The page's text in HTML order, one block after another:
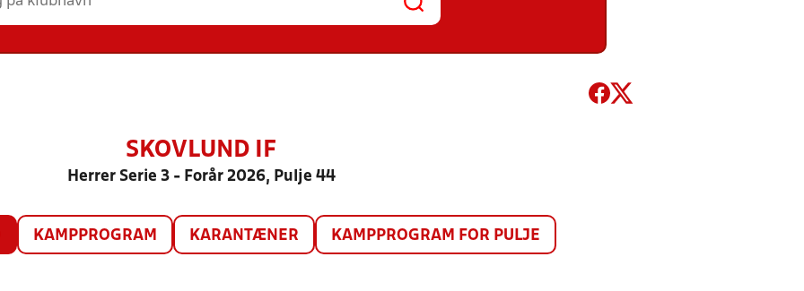
SKOVLUND IF
Herrer Serie 3 - Forår 2026, Pulje 44
KAMPPROGRAM KARANTÆNER KAMPPROGRAM FOR PULJE